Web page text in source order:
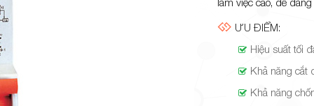
ƯU ĐIỂM:
Hiệu suất tối
Khả năng cắt
Khả năng